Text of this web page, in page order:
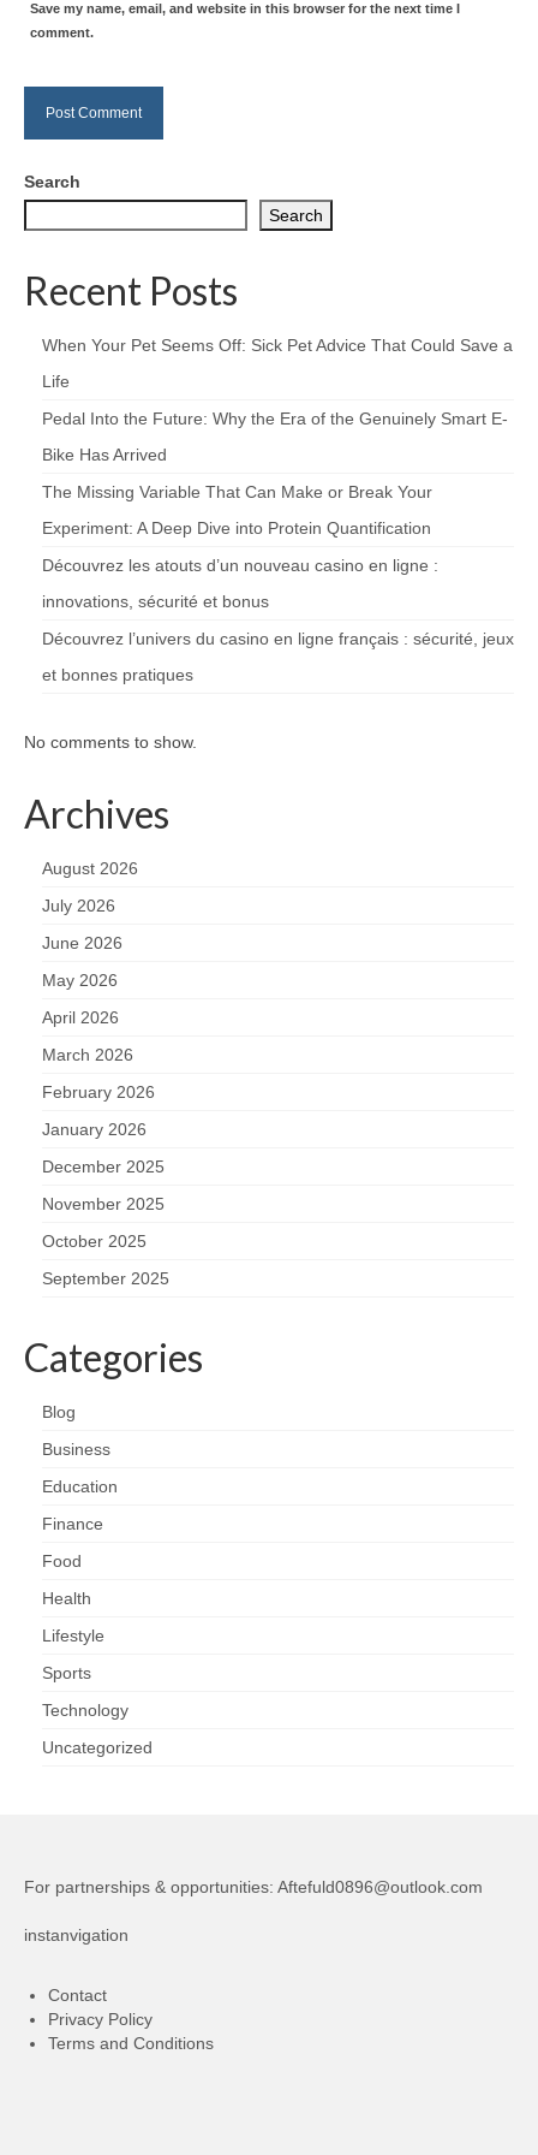
Save my name, email, and website in this browser for the next time I
comment.
Search
Search
Recent Posts
When Your Pet Seems Off: Sick Pet Advice That Could Save a
Life
Pedal Into the Future: Why the Era of the Genuinely Smart E-
Bike Has Arrived
The Missing Variable That Can Make or Break Your
Experiment: A Deep Dive into Protein Quantification
Découvrez les atouts d’un nouveau casino en ligne :
innovations, sécurité et bonus
Découvrez l’univers du casino en ligne français : sécurité, jeux
et bonnes pratiques
No comments to show.
Archives
August 2026
July 2026
June 2026
May 2026
April 2026
March 2026
February 2026
January 2026
December 2025
November 2025
October 2025
September 2025
Categories
Blog
Business
Education
Finance
Food
Health
Lifestyle
Sports
Technology
Uncategorized
For partnerships & opportunities: Aftefuld0896@outlook.com
instanvigation
Contact
Privacy Policy
Terms and Conditions